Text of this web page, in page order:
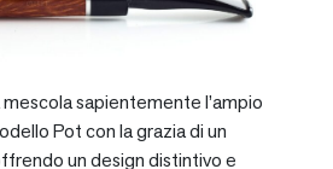
sapientemente l’ampio
Pot con la grazia di un
un design distintivo e